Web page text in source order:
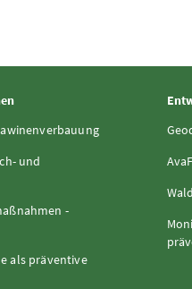
und
-
als präventive